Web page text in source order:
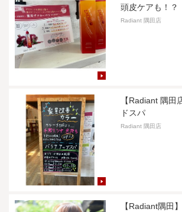
頭皮ケアも！？
Radiant 隅田店
【Radiant 隅田
ドスパ
Radiant 隅田店
【Radiant隅田